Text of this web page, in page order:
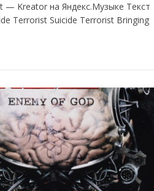
— Kreator на Яндекс.Музыке Текст
Terrorist Suicide Terrorist Bringing